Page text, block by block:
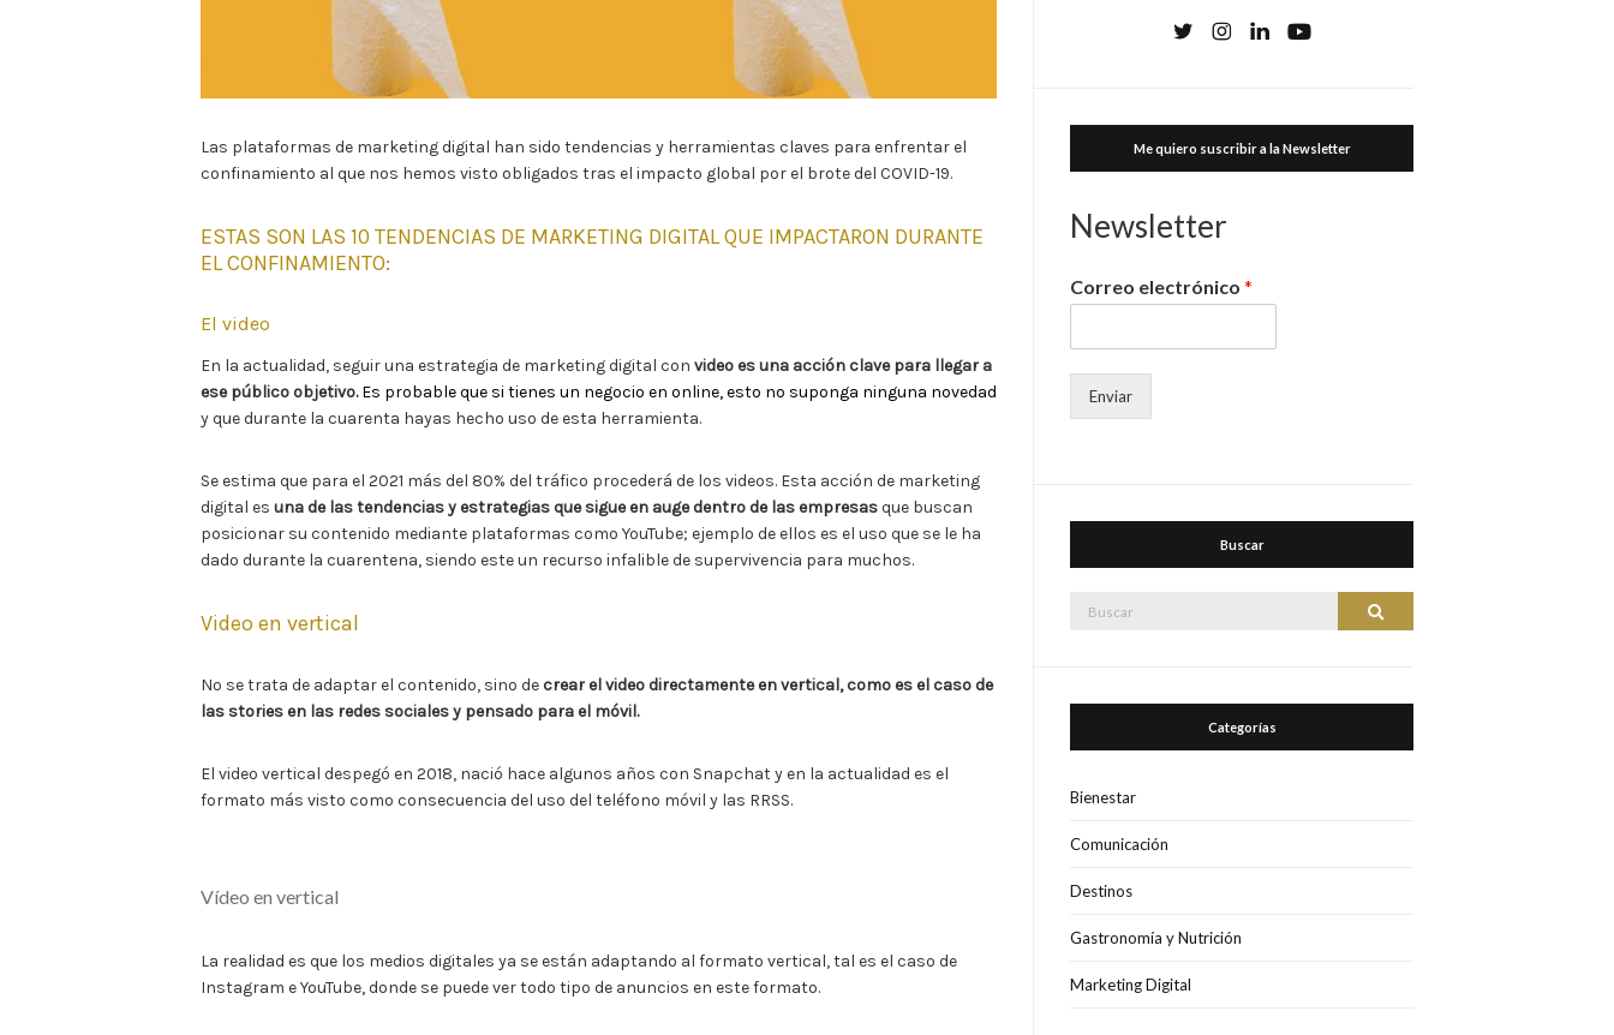
Las plataformas de marketing digital han sido tendencias y herramientas claves para enfrentar el
confinamiento al que nos hemos visto obligados tras el impacto global por el brote del COVID-19.
ESTAS SON LAS 10 TENDENCIAS DE MARKETING DIGITAL QUE IMPACTARON DURANTE
EL CONFINAMIENTO:
El video
En la actualidad, seguir una estrategia de marketing digital con video es una acción clave para llegar a
ese público objetivo. Es probable que si tienes un negocio en online, esto no suponga ninguna novedad
y que durante la cuarenta hayas hecho uso de esta herramienta.
Se estima que para el 2021 más del 80% del tráfico procederá de los videos. Esta acción de marketing
digital es una de las tendencias y estrategias que sigue en auge dentro de las empresasque buscan
posicionar su contenido mediante plataformas como YouTube; ejemplo de ellos es el uso que se le ha
dado durante la cuarentena, siendo este un recurso infalible de supervivencia para muchos.
Video en vertical
No se trata de adaptar el contenido, sino de crear el video directamente en vertical, como es el caso de
las stories en las redes sociales y pensado para el móvil.
El video vertical despegó en 2018, nació hace algunos años con Snapchat y en la actualidad es el
formato más visto como consecuencia del uso del teléfono móvil y las RRSS.
Vídeo en vertical
La realidad es que los medios digitales ya se están adaptando al formato vertical, tal es el caso de
Instagram e YouTube, donde se puede ver todo tipo de anuncios en este formato.
Me quiero suscribir a la Newsletter
Newsletter
Correo electrónico*
Enviar
Buscar
Buscar
Categorías
Bienestar
Comunicación
Destinos
Gastronomía y Nutrición
Marketing Digital